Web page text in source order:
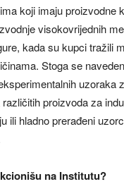
koji imaju
visokovrijednih
kada su kupci tražili
Stoga se
proizvoda za
ili hladno prerađeni
na Institutu?